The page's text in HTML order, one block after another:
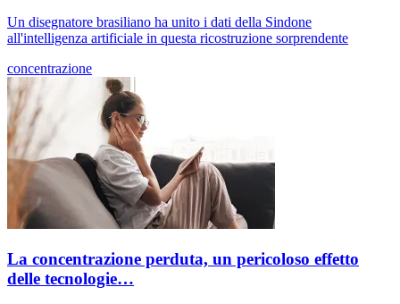
Un disegnatore brasiliano ha unito i dati della Sindone
all'intelligenza artificiale in questa ricostruzione sorprendente
concentrazione
La concentrazione perduta, un pericoloso effetto
delle tecnologie…